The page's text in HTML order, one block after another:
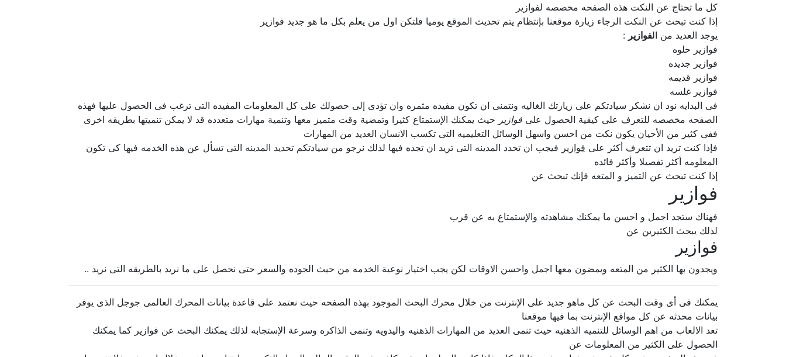
كل ما تحتاج عن النكت هذه الصفحه مخصصه لفوازير
إذا كنت تبحث عن النكت الرجاء زيارة موقعنا بإنتظام يتم تحديث الموقع يوميا فلتكن اول من يعلم بكل ما هو جديد فوازير
يوجد العديد من الفوازير :
فوازير حلوه
فوازير جديده
فوازير قديمه
فوازير غلسه
فى البدايه نود ان نشكر سيادتكم على زيارتك الغاليه ونتمنى ان تكون مفيده مثمره وان تؤدى إلى حصولك على كل المعلومات المفيده التى ترغب فى الحصول عليها فهذه
الصفحه مخصصه للتعرف على كيفية الحصول على فوازير حيث يمكنك الإستمتاع كثيرا وتمضية وقت متميز معها وتنمية مهارات متعدده قد لا يمكن تنميتها بطريقه اخرى
ففى كثير من الأحيان يكون نكت من احسن واسهل الوسائل التعليميه التى تكسب الانسان العديد من المهارات
فإذا كنت تريد ان تتعرف أكثر على فوازير فيجب ان تحدد المدينه التى تريد ان تجده فيها لذلك نرجو من سيادتكم تحديد المدينه التى تسأل عن هذه الخدمه فيها كى تكون
المعلومه أكثر تفصيلا وأكثر فائده
إذا كنت تبحث عن التميز و المتعه فإنك تبحث عن
فوازير
فهناك ستجد اجمل و احسن ما يمكنك مشاهدته والإستمتاع به عن قرب
لذلك يبحث الكثيرين عن
فوازير
ويجدون بها الكثير من المتعه ويمضون معها اجمل واحسن الاوقات لكن يجب اختيار نوعية الخدمه من حيث الجوده والسعر حتى نحصل على ما نريد بالطريقه التى نريد ..
يمكنك فى أى وقت البحث عن كل ماهو جديد على الإنترنت من خلال محرك البحث الموجود بهذه الصفحه حيث نعتمد على قاعدة بيانات المحرك العالمى جوجل الذى يوفر
بيانات محدثه عن كل مواقع الإنترنت بما فيها موقعنا
تعد الالعاب من اهم الوسائل للتنميه الذهنيه حيث تنمى العديد من المهارات الذهنيه واليدويه وتنمى الذاكره وسرعة الإستجابه لذلك يمكنك البحث عن فوازير كما يمكنك
الحصول على الكثير من المعلومات عن